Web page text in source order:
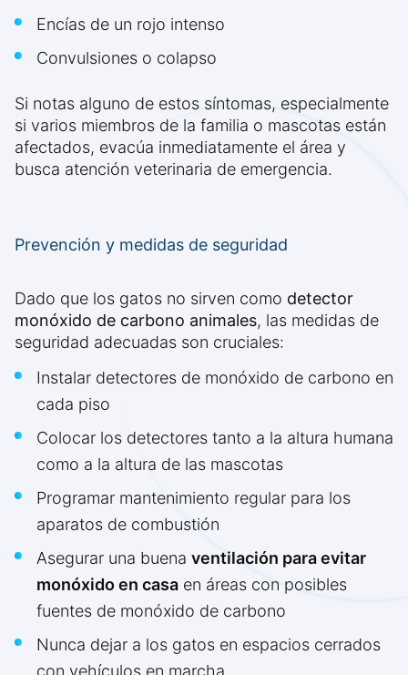
Encías de un rojo intenso
Convulsiones o colapso
Si notas alguno de estos síntomas, especialmente
si varios miembros de la familia o mascotas están
afectados, evacúa inmediatamente el área y
busca atención veterinaria de emergencia.
Prevención y medidas de seguridad
Dado que los gatos no sirven como detector
monóxido de carbono animales, las medidas de
seguridad adecuadas son cruciales:
Instalar detectores de monóxido de carbono en
cada piso
Colocar los detectores tanto a la altura humana
como a la altura de las mascotas
Programar mantenimiento regular para los
aparatos de combustión
Asegurar una buena ventilación para evitar
monóxido en casa en áreas con posibles
fuentes de monóxido de carbono
Nunca dejar a los gatos en espacios cerrados